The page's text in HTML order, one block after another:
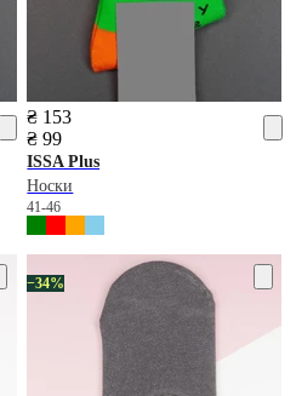
₴ 153
₴ 99
ISSA Plus
Носки
41-46
−34%